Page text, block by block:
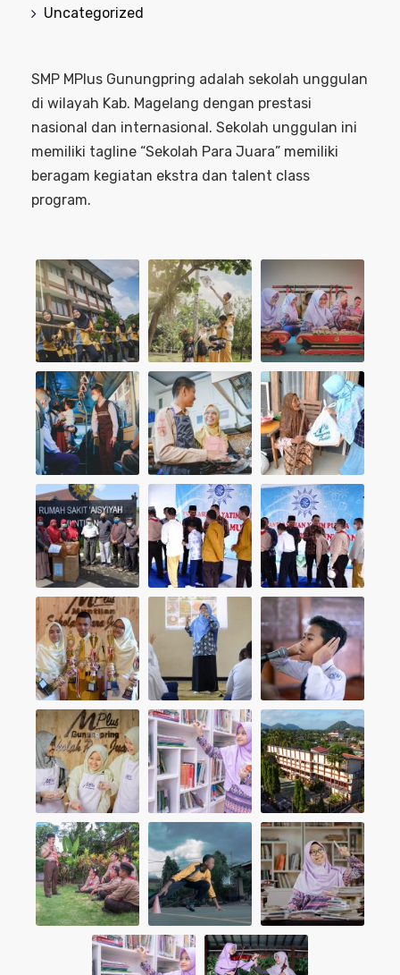
Uncategorized
SMP MPlus Gunungpring adalah sekolah unggulan
di wilayah Kab. Magelang dengan prestasi
nasional dan internasional. Sekolah unggulan ini
memiliki tagline “Sekolah Para Juara” memiliki
beragam kegiatan ekstra dan talent class
program.